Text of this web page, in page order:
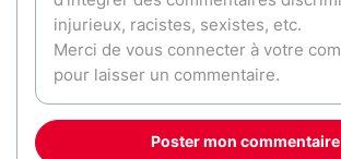
Poster mon commentaire